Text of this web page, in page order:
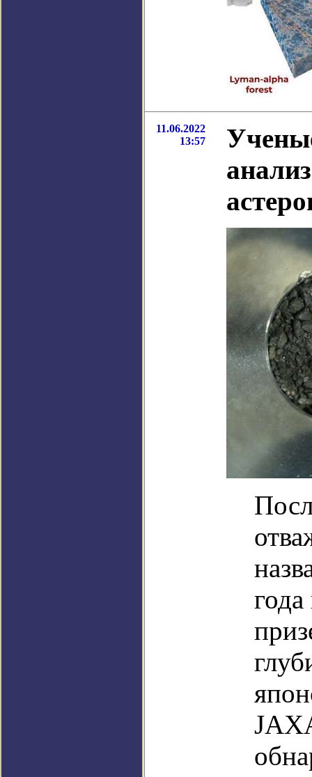
11.06.2022
13:57